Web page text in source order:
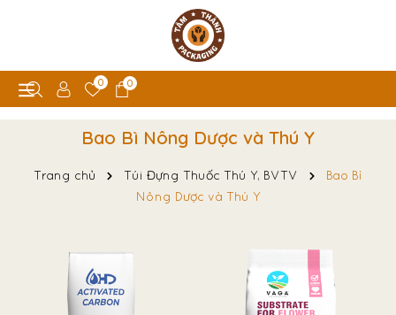
0 0
Bao Bì Nông Dược và Thú Y
Trang chủ Túi Đựng Thuốc Thú Y, BVTV
Bao Bì
Nông Dược và Thú Y